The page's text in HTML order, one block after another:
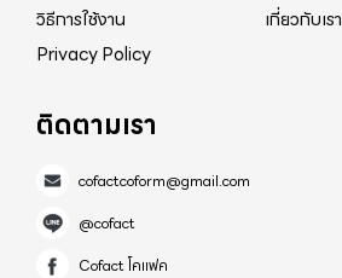
วิธีการใช้งาน
เกี่ยวกับเรา
Privacy Policy
ติดตามเรา
cofactcoform@gmail.com
@cofact
Cofact โคแฟค